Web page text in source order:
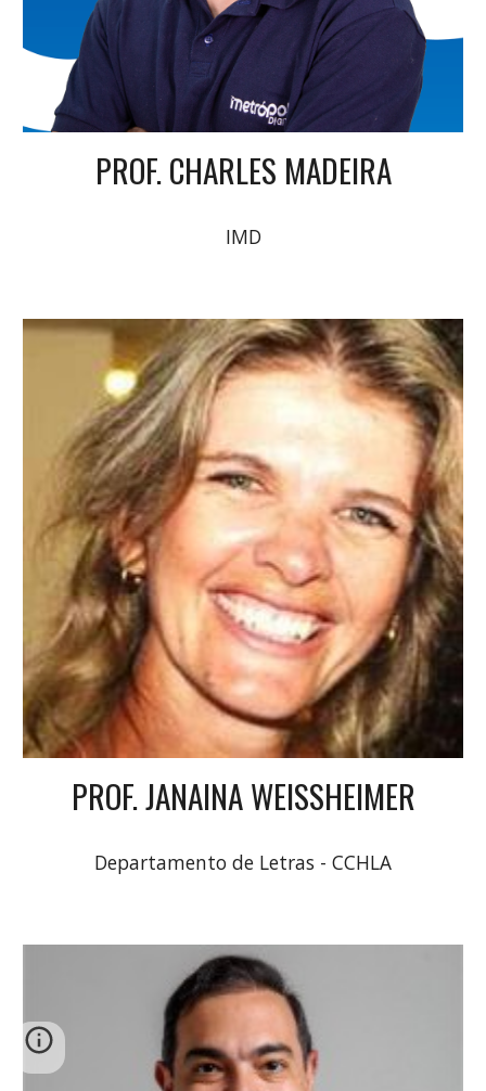
PROF. CHARLES MADEIRA
IMD
PROF. JANAINA WEISSHEIMER
Departamento de Letras - CCHLA